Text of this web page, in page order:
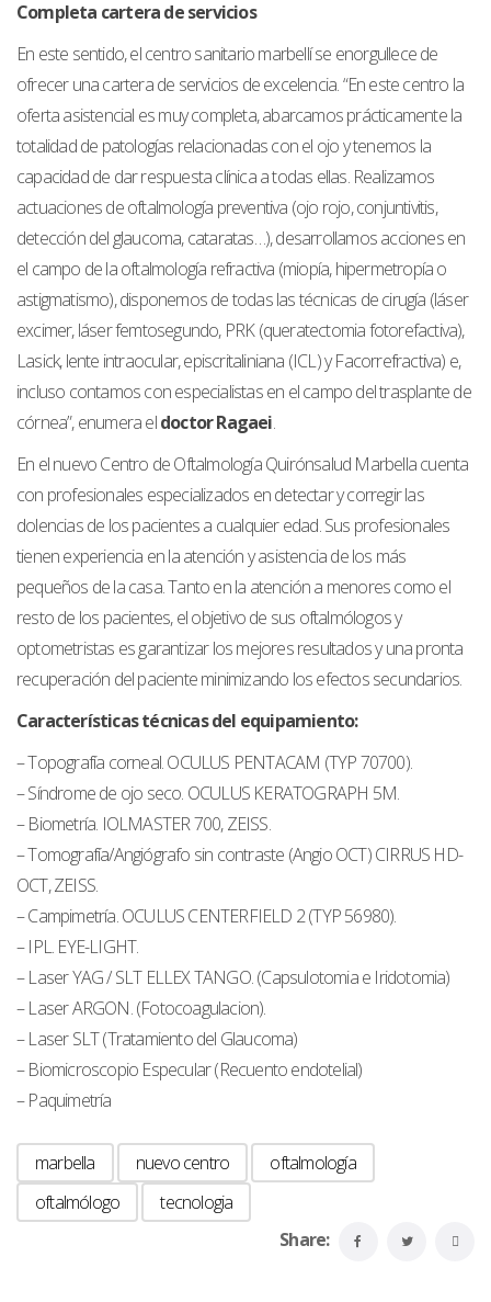
Completa cartera de servicios
En este sentido, el centro sanitario marbellí se enorgullece de
ofrecer una cartera de servicios de excelencia. “En este centro la
oferta asistencial es muy completa, abarcamos prácticamente la
totalidad de patologías relacionadas con el ojo y tenemos la
capacidad de dar respuesta clínica a todas ellas. Realizamos
actuaciones de oftalmología preventiva (ojo rojo, conjuntivitis,
detección del glaucoma, cataratas…), desarrollamos acciones en
el campo de la oftalmología refractiva (miopía, hipermetropía o
astigmatismo), disponemos de todas las técnicas de cirugía (láser
excimer, láser femtosegundo, PRK (queratectomia fotorefactiva),
Lasick, lente intraocular, episcritaliniana (ICL) y Facorrefractiva) e,
incluso contamos con especialistas en el campo del trasplante de
córnea”, enumera eldoctor Ragaei.
En el nuevo Centro de Oftalmología Quirónsalud Marbella cuenta
con profesionales especializados en detectar y corregir las
dolencias de los pacientes a cualquier edad. Sus profesionales
tienen experiencia en la atención y asistencia de los más
pequeños de la casa. Tanto en la atención a menores como el
resto de los pacientes, el objetivo de sus oftalmólogos y
optometristas es garantizar los mejores resultados y una pronta
recuperación del paciente minimizando los efectos secundarios.
Características técnicas del equipamiento:
– Topografía corneal. OCULUS PENTACAM (TYP 70700).
– Síndrome de ojo seco. OCULUS KERATOGRAPH 5M.
– Biometría. IOLMASTER 700, ZEISS.
– Tomografía/Angiógrafo sin contraste (Angio OCT) CIRRUS HD-
OCT, ZEISS.
– Campimetría. OCULUS CENTERFIELD 2 (TYP 56980).
– IPL. EYE-LIGHT.
– Laser YAG / SLT ELLEX TANGO. (Capsulotomia e Iridotomia)
– Laser ARGON. (Fotocoagulacion).
– Laser SLT (Tratamiento del Glaucoma)
– Biomicroscopio Especular (Recuento endotelial)
– Paquimetría
marbella nuevo centro
oftalmología
oftalmólogo
tecnologia
Share: